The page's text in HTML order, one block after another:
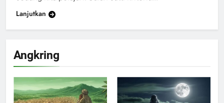
Angkring
KHUTBAH
Lanjutkan